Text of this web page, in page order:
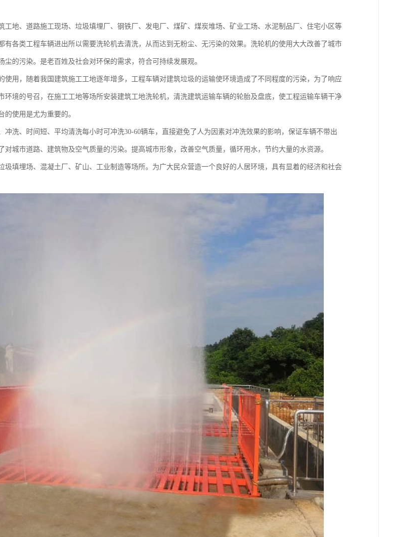
工地、道路施工现场、垃圾填埋厂、钢铁厂、发电厂、煤矿、煤炭堆场、矿业工场、水泥制品厂、住宅小区等
有各类工程车辆进出所以需要洗轮机去清洗，从而达到无粉尘、无污染的效果。洗轮机的使用大大改善了城市
尘的污染。是老百姓及社会对环保的需求，符合可持续发展观。
使用，随着我国建筑施工工地逐年增多，工程车辆对建筑垃圾的运输使环境造成了不同程度的污染，为了响应
环境的号召，在施工工地等场所安装建筑工地洗轮机，清洗建筑运输车辆的轮胎及盘底，使工程运输车辆干净
的使用是尤为重要的。
冲洗、时间短、平均清洗每小时可冲洗30-60辆车，直接避免了人为因素对冲洗效果的影响，保证车辆不带出
对城市道路、建筑物及空气质量的污染。提高城市形象，改善空气质量，循环用水，节约大量的水资源。
圾填埋场、混凝土厂、矿山、工业制造等场所。为广大民众营造一个良好的人居环境，具有显着的经济和社会